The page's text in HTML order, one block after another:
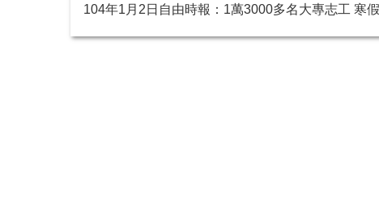
104年1月2日自由時報：1萬3000多名大專志工 寒